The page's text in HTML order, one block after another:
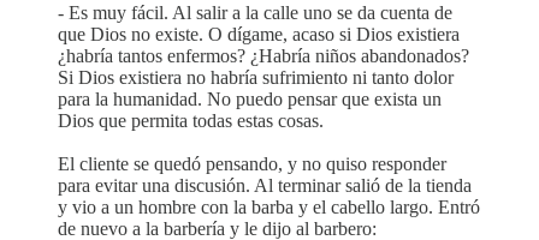
- Es muy fácil. Al salir a la calle uno se da cuenta de
que Dios no existe. O dígame, acaso si Dios existiera
¿habría tantos enfermos? ¿Habría niños abandonados?
Si Dios existiera no habría sufrimiento ni tanto dolor
para la humanidad. No puedo pensar que exista un
Dios que permita todas estas cosas.
El cliente se quedó pensando, y no quiso responder
para evitar una discusión. Al terminar salió de la tienda
y vio a un hombre con la barba y el cabello largo. Entró
de nuevo a la barbería y le dijo al barbero: